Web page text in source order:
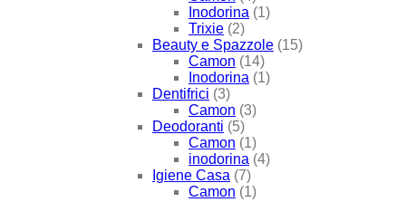
Inodorina (1)
Trixie (2)
Beauty e Spazzole (15)
Camon (14)
Inodorina (1)
Dentifrici (3)
Camon (3)
Deodoranti (5)
Camon (1)
inodorina (4)
Igiene Casa (7)
Camon (1)